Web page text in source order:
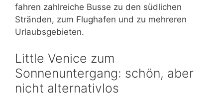
fahren zahlreiche Busse zu den südlichen
Stränden, zum Flughafen und zu mehreren
Urlaubsgebieten.
Little Venice zum
Sonnenuntergang: schön, aber
nicht alternativlos